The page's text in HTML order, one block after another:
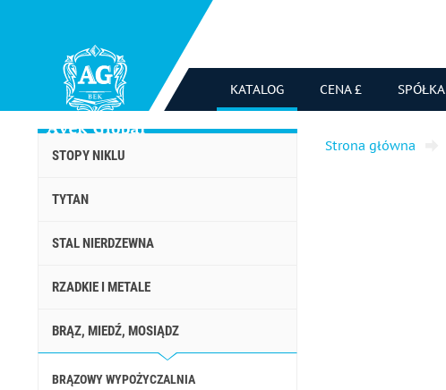
KATALOG CENA £ SPÓŁKA
STOPY NIKLU
TYTAN
STAL NIERDZEWNA
RZADKIE I METALE
BRĄZ, MIEDŹ, MOSIĄDZ
BRĄZOWY WYPOŻYCZALNIA
Strona główna